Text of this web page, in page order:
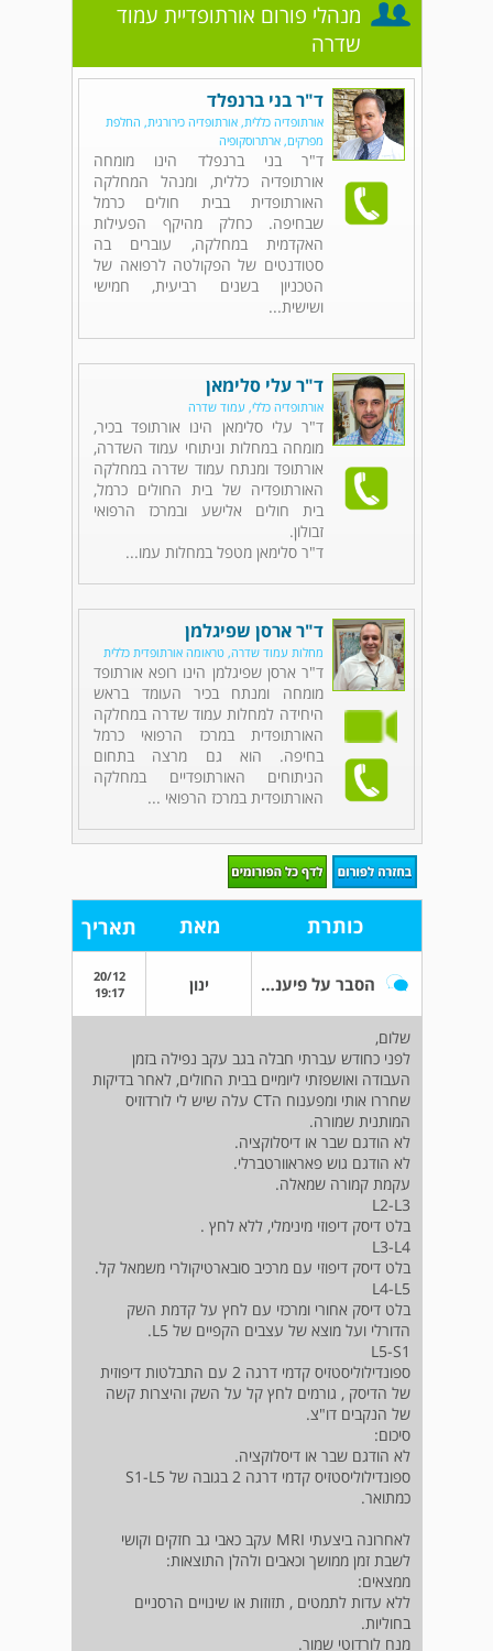
מנהלי פורום אורתופדיית עמוד
שדרה
ד"ר בני ברנפלד
אורתופדיה כללית, אורתופדיה כירורגית, החלפת
מפרקים, ארתרוסקופיה
ד"ר בני ברנפלד הינו מומחה
אורתופדיה כללית, ומנהל המחלקה
האורתופדית בבית חולים כרמל
שבחיפה. כחלק מהיקף הפעילות
האקדמית במחלקה, עוברים בה
סטודנטים של הפקולטה לרפואה של
הטכניון בשנים רביעית, חמישי
ושישית...
ד"ר עלי סלימאן
אורתופדיה כללי, עמוד שדרה
ד"ר עלי סלימאן הינו אורתופד בכיר,
מומחה במחלות וניתוחי עמוד השדרה,
אורתופד ומנתח עמוד שדרה במחלקה
האורתופדיה של בית החולים כרמל,
בית חולים אלישע ובמרכז הרפואי
זבולון.
ד"ר סלימאן מטפל במחלות עמו...
ד"ר ארסן שפיגלמן
מחלות עמוד שדרה, טראומה אורתופדית כללית
ד"ר ארסן שפיגלמן הינו רופא אורתופד
מומחה ומנתח בכיר העומד בראש
היחידה למחלות עמוד שדרה במחלקה
האורתופדית במרכז הרפואי כרמל
בחיפה. הוא גם מרצה בתחום
הניתוחים האורתופדיים במחלקה
האורתופדית במרכז הרפואי ...
כותרת מאת תאריך
הסבר על פיענוח MRI עמ"ש מותני ינון
20/12
19:17
שלום,
לפני כחודש עברתי חבלה בגב עקב נפילה בזמן
העבודה ואושפזתי ליומיים בבית החולים, לאחר בדיקות
שחררו אותי ומפענוח הCT עלה שיש לי לורדוזיס
המותנית שמורה.
לא הודגם שבר או דיסלוקציה.
לא הודגם גוש פאראוורטברלי.
עקמת קמורה שמאלה.
L2-L3
בלט דיסק דיפוזי מינימלי, ללא לחץ .
L3-L4
בלט דיסק דיפוזי עם מרכיב סובארטיקולרי משמאל קל.
L4-L5
בלט דיסק אחורי ומרכזי עם לחץ על קדמת השק
הדורלי ועל מוצא של עצבים הקפיים של L5.
L5-S1
ספונדילוליסטזיס קדמי דרגה 2 עם התבלטות דיפוזית
של הדיסק , גורמים לחץ קל על השק והיצרות קשה
של הנקבים דו"צ.
סיכום:
לא הודגם שבר או דיסלוקציה.
ספונדילוליסטזיס קדמי דרגה 2 בגובה של S1-L5
כמתואר.
לאחרונה ביצעתי MRI עקב כאבי גב חזקים וקושי
לשבת זמן ממושך וכאבים ולהלן התוצאות:
ממצאים:
ללא עדות לתמטים , תזוזות או שינויים הרסניים
בחוליות.
מנח לורדוטי שמור.